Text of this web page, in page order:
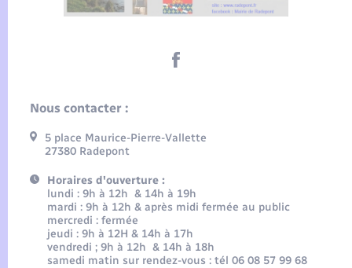
Nous contacter :
5 place Maurice-Pierre-Vallette
27380 Radepont
Horaires d'ouverture :
lundi : 9h à 12h & 14h à 19h
mardi : 9h à 12h & après midi fermée au public
mercredi : fermée
jeudi : 9h à 12H & 14h à 17h
vendredi ; 9h à 12h & 14h à 18h
samedi matin sur rendez-vous : tél 06 08 57 99 68